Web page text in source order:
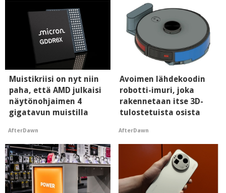
Muistikriisi on nyt niin
paha, että AMD julkaisi
näytönohjaimen 4
gigatavun muistilla
AfterDawn
Avoimen lähdekoodin
robotti-imuri, joka
rakennetaan itse 3D-
tulostetuista osista
AfterDawn